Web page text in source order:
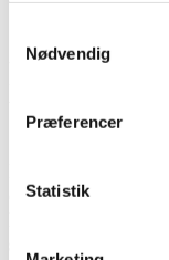
Nødvendig
Præferencer
Statistik
På
I sin samtid
en masse
stod